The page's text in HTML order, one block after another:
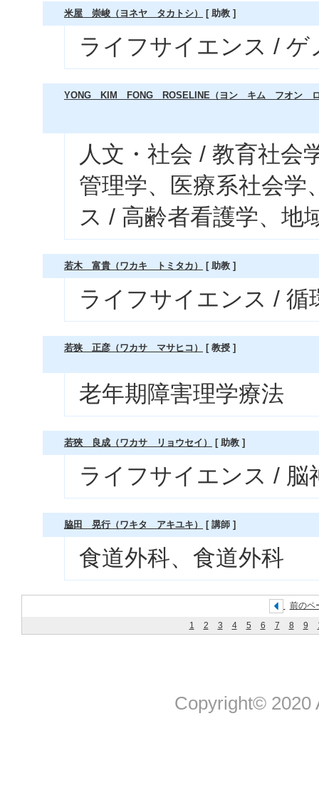
米屋 崇峻（ヨネヤ タカトシ） [ 助教 ]
ライフサイエンス / ゲ
YONG KIM FONG ROSELINE（ヨン キム フオン ロ
人文・社会 / 教育社会
管理学、医療系社会
ス / 高齢者看護学、地
若木 富貴（ワカキ トミタカ） [ 助教 ]
ライフサイエンス / 循
若狭 正彦（ワカサ マサヒコ） [ 教授 ]
老年期障害理学療法
若狹 良成（ワカサ リョウセイ） [ 助教 ]
ライフサイエンス / 脳
脇田 晃行（ワキタ アキユキ） [ 講師 ]
食道外科、食道外科
前のペ
1
2 3 4 5 6 7 8 9
Copyright© 2020